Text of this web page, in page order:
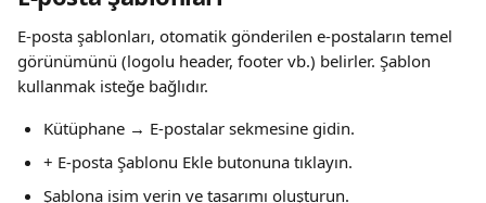
E-posta şablonları, otomatik gönderilen e-postaların temel
görünümünü (logolu header, footer vb.) belirler. Şablon
kullanmak isteğe bağlıdır.
Kütüphane → E-postalar sekmesine gidin.
+ E-posta Şablonu Ekle butonuna tıklayın.
Şablona isim verin ve tasarımı oluşturun.